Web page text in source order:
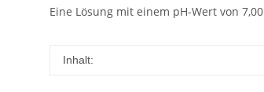
Eine Lösung mit einem pH-Wert von
Inhalt: